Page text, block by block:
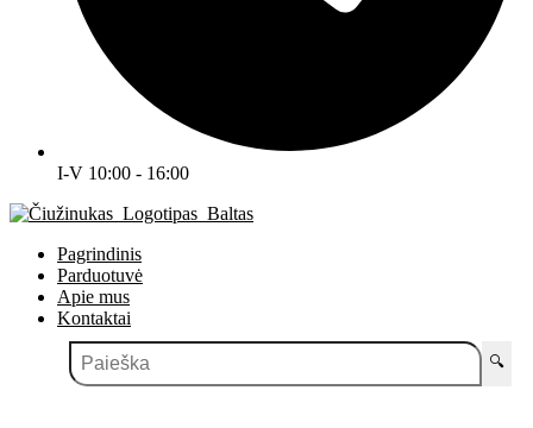
I-V 10:00 - 16:00
Pagrindinis
Parduotuvė
Apie mus
Kontaktai
🔍